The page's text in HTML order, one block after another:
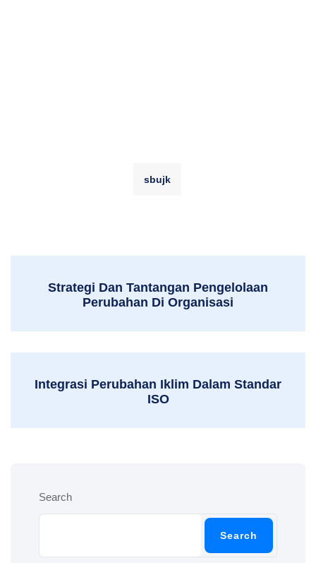
sbujk
Strategi Dan Tantangan Pengelolaan
Perubahan Di Organisasi
Integrasi Perubahan Iklim Dalam Standar
ISO
Search
Search